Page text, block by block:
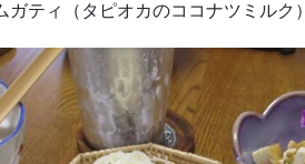
ガティ（タピオカのココナツミルク）